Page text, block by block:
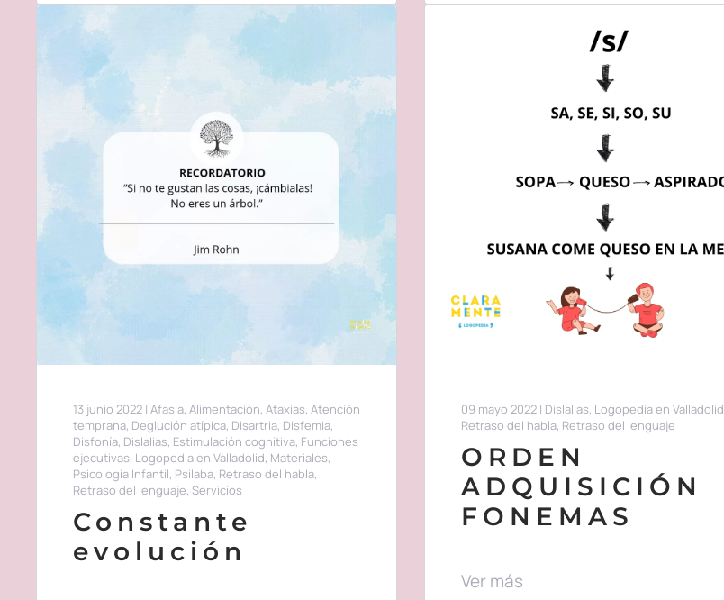
13 junio 2022 | Afasia, Alimentación, Ataxias, Atención
temprana, Deglución atípica, Disartria, Disfemia,
Disfonía, Dislalias, Estimulación cognitiva, Funciones
ejecutivas, Logopedia en Valladolid, Materiales,
Psicología Infantil, Psilaba, Retraso del habla,
Retraso del lenguaje, Servicios
Constante
evolución
09 mayo 2022 | Dislalias, Logopedia en Valladolid
Retraso del habla, Retraso del lenguaje
ORDEN
ADQUISICIÓN
FONEMAS
Ver más